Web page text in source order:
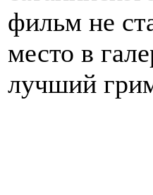
фильм не
место в
лучший